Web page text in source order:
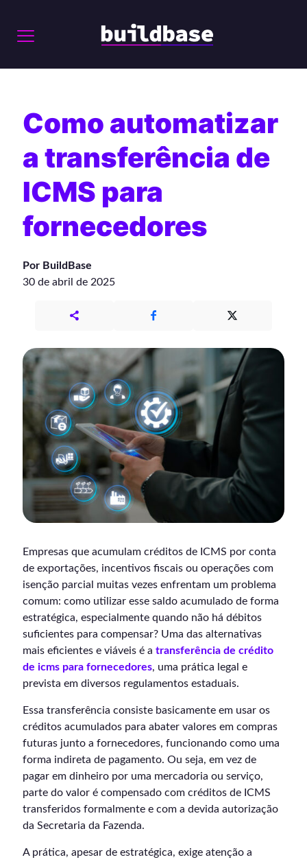
Como automatizar
a transferência de
ICMS para
fornecedores
Por BuildBase
30 de abril de 2025
Empresas que acumulam créditos de ICMS por conta
de exportações, incentivos fiscais ou operações com
isenção parcial muitas vezes enfrentam um problema
comum: como utilizar esse saldo acumulado de forma
estratégica, especialmente quando não há débitos
suficientes para compensar? Uma das alternativas
mais eficientes e viáveis é a transferência de crédito
de icms para fornecedores, uma prática legal e
prevista em diversos regulamentos estaduais.
Essa transferência consiste basicamente em usar os
créditos acumulados para abater valores em compras
futuras junto a fornecedores, funcionando como uma
forma indireta de pagamento. Ou seja, em vez de
pagar em dinheiro por uma mercadoria ou serviço,
parte do valor é compensado com créditos de ICMS
transferidos formalmente e com a devida autorização
da Secretaria da Fazenda.
A prática, apesar de estratégica, exige atenção a